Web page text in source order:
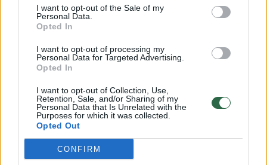
I want to opt-out of the Sale of my
Personal Data.
Opted In
I want to opt-out of processing my
Personal Data for Targeted Advertising.
Opted In
I want to opt-out of Collection, Use,
Retention, Sale, and/or Sharing of my
Personal Data that Is Unrelated with the
Purposes for which it was collected.
Opted Out
CONFIRM
panašus į „Toyota“ hibridus
ZR1X baterija yra tokia pati kaip E-Ray – 1,9
kW⋅h talpos. Tiesa, naudingoji talpa tapo
didesnė, bet „Chevrolet“ tikslių skaičių
neatskleidžia.